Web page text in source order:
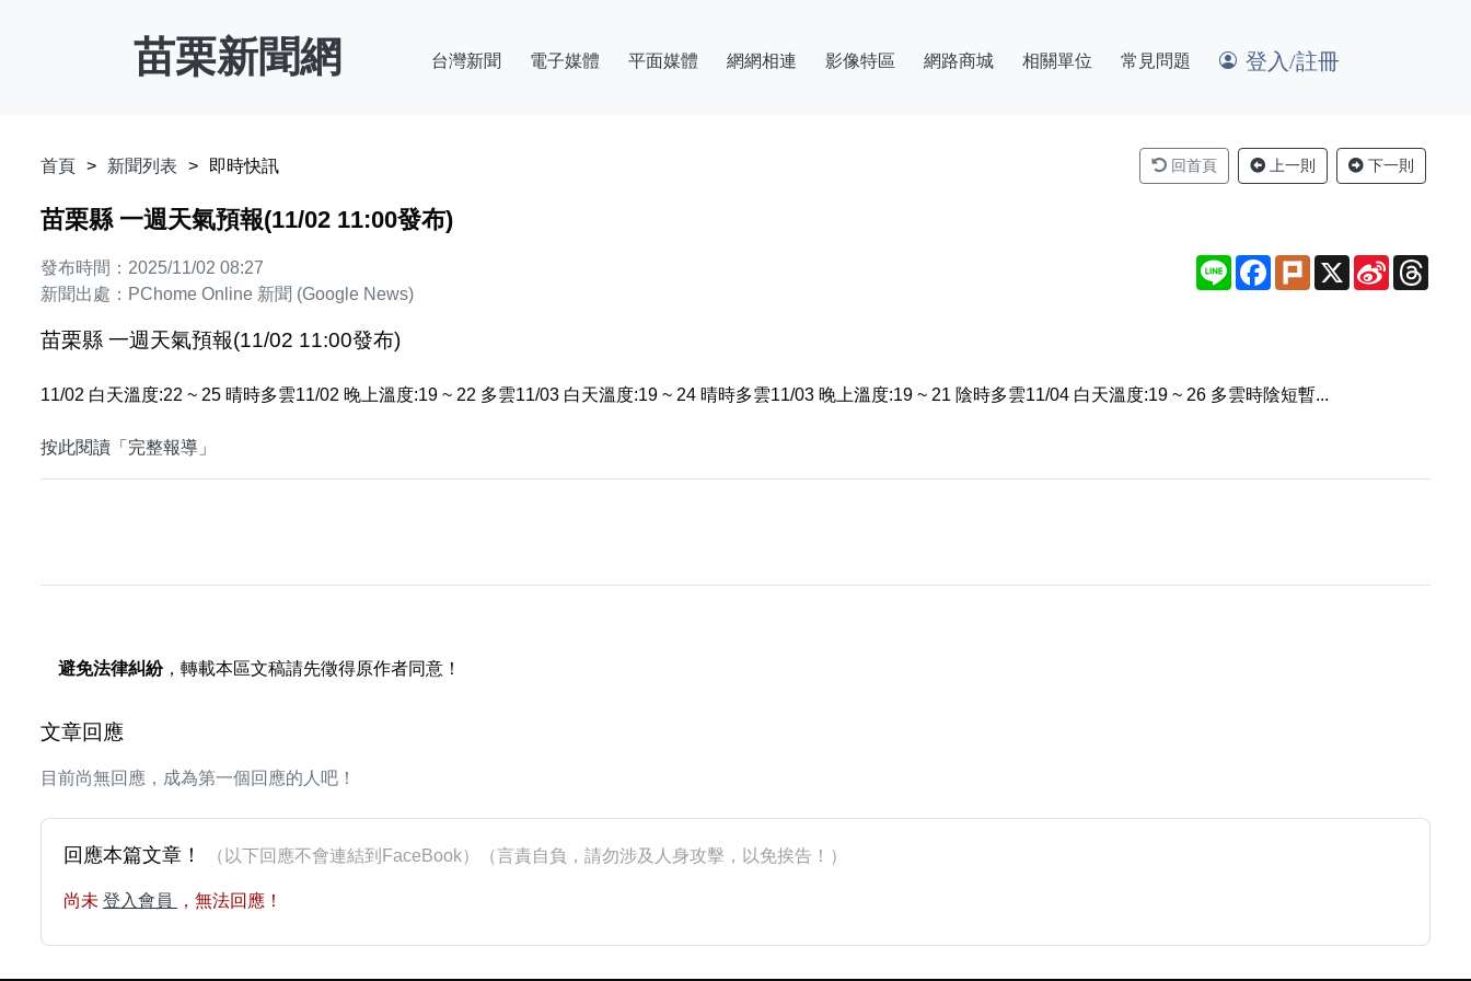
苗栗新聞網 台灣新聞 電子媒體 平面媒體 網網相連 影像特區 網路商城 相關單位 常見問題 登入/註冊
首頁 新聞列表 即時快訊 回首頁 上一則 下一則
苗栗縣 一週天氣預報(11/02 11:00發布)
發布時間：2025/11/02 08:27
新聞出處：PChome Online 新聞 (Google News)
Line Facebook
Plurk X
Sina
Weibo
苗栗縣 一週天氣預報(11/02 11:00發布)
11/02 白天溫度:22 ~ 25 晴時多雲11/02 晚上溫度:19 ~ 22 多雲11/03 白天溫度:19 ~ 24 晴時多雲11/03 晚上溫度:19 ~ 21 陰時多雲11/04 白天溫度:19 ~ 26 多雲時陰短暫...
按此閱讀「完整報導」
避免法律糾紛，轉載本區文稿請先徵得原作者同意！
文章回應
目前尚無回應，成為第一個回應的人吧！
回應本篇文章！ （以下回應不會連結到FaceBook）（言責自負，請勿涉及人身攻擊，以免挨告！）
尚未 登入會員 ，無法回應！